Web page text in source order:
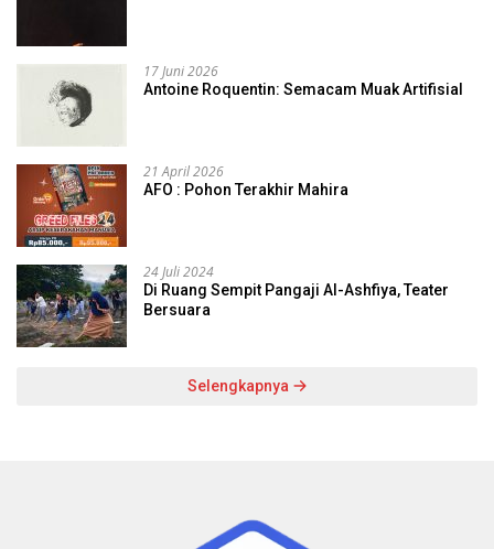
17 Juni 2026
Antoine Roquentin: Semacam Muak Artifisial
21 April 2026
AFO : Pohon Terakhir Mahira
24 Juli 2024
Di Ruang Sempit Pangaji Al-Ashfiya, Teater
Bersuara
Selengkapnya